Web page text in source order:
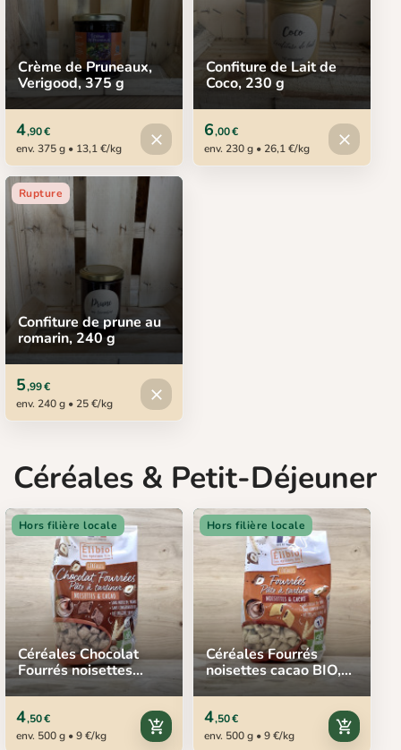
Crème de Pruneaux,
Verigood, 375 g
4,90 €
env. 375 g • 13,1 €/kg
close Produit indisponible
Confiture de Lait de
Coco, 230 g
6,00 €
env. 230 g • 26,1 €/kg
close Produit
Rupture
Confiture de prune au
romarin, 240 g
5,99 €
env. 240 g • 25 €/kg
close Produit indisponible
Céréales & Petit-Déjeuner
Hors filière locale
Céréales Chocolat
Fourrés noisettes
cacao BIO, Elibio, 375
g
4,50 €
env. 500 g • 9 €/kg
add_shopping_cart
Hors filière locale
Céréales Fourrés
noisettes cacao BIO,
Elibio, 375 g
4,50 €
env. 500 g • 9 €/kg
add_shopping_cart